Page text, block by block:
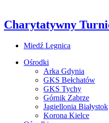
Charytatywny
Miedź Legnica
Ośrodki
Arka Gdynia
GKS Bełchatów
GKS Tychy
Górnik Zabrze
Jagiellonia Białystok
Korona Kielce